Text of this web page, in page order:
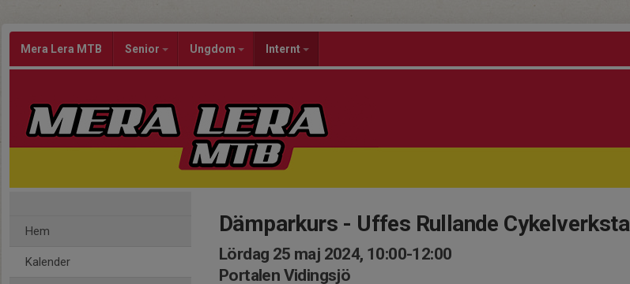
Mera Lera MTB Senior Ungdom Internt
Hem
Kalender
Dämparkurs - Uffes Rullande Cykelverksta
Lördag 25 maj 2024, 10:00-12:00
Portalen Vidingsjö